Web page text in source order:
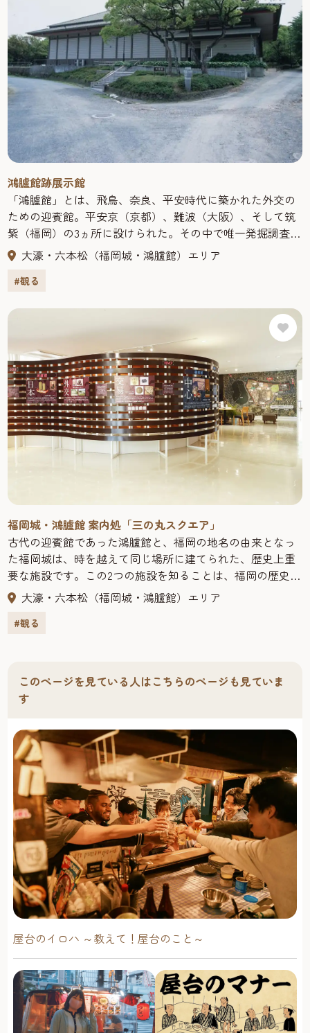
鴻臚館跡展示館
「鴻臚館」とは、飛鳥、奈良、平安時代に築かれた外交の
ための迎賓館。平安京（京都）、難波（大阪）、そして筑
紫（福岡）の3ヵ所に設けられた。その中で唯一発掘調査に
よって遺跡の解明が進むのが現福岡市中央区にある筑紫の
「鴻臚館」なのだ。文献上には持統２年（688）、「筑紫館
（つくしのむろつみ）」として初めて現れ、平安時代に
半から11世紀まで約400年の間、遣唐使や新羅の使節団、商
客らを迎え入れたとされる。昭和62年（1987）、平和台球
場外野席改修の際、遺構の残存が発見され、翌年から発掘
調査が始まった。展示館では発掘された遺構や大陸外交の
歴史、出土した交易品などが見られる。
大濠・六本松（福岡城・鴻臚館）エリア
#観る
福岡城・鴻臚館 案内処「三の丸スクエア」
古代の迎賓館であった鴻臚館と、福岡の地名の由来となっ
た福岡城は、時を越えて同じ場所に建てられた、歴史上重
要な施設です。この2つの施設を知ることは、福岡の歴史を
紐解くだけでなく、これからの未来への扉を開く一歩とな
るでしょう。
三の丸スクエアは、時の重なりを地層で表現した内観に、
ても知ることができます。ぜひ三の丸スクエアから、福岡
の歴史を知る、時空散歩にでかけてみませんか。
［福岡観光きもの体験 「福岡城 舞遊(まいゆう)の館」］営
月13～15日、12月30日～1月4日TEL／092-707-3193
大濠・六本松（福岡城・鴻臚館）エリア
#観る
このページを見ている人はこちらのページも見ていま
す
屋台のイロハ ～教えて！屋台のこと～